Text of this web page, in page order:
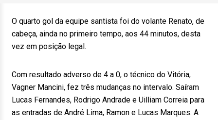
O quarto gol da equipe santista foi do volante Renato, de
cabeça, ainda no primeiro tempo, aos 44 minutos, desta
vez em posição legal.
Com resultado adverso de 4 a 0, o técnico do Vitória,
Vagner Mancini, fez três mudanças no intervalo. Saíram
Lucas Fernandes, Rodrigo Andrade e Uilliam Correia para
as entradas de André Lima, Ramon e Lucas Marques. A